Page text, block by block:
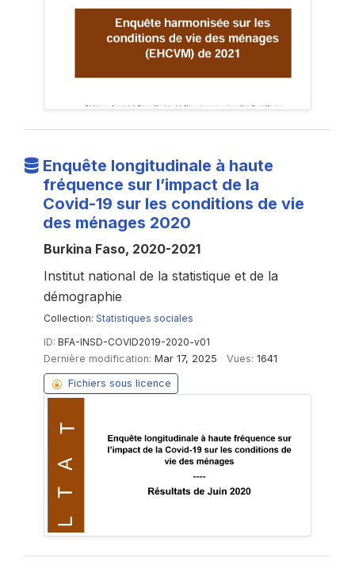
Enquête longitudinale à haute
fréquence sur l’impact de la
Covid-19 sur les conditions de vie
des ménages 2020
Burkina Faso, 2020-2021
Institut national de la statistique et de la
démographie
Collection: Statistiques sociales
ID: BFA-INSD-COVID2019-2020-v01
Dernière modification: Mar 17, 2025 Vues: 1641
Fichiers sous licence